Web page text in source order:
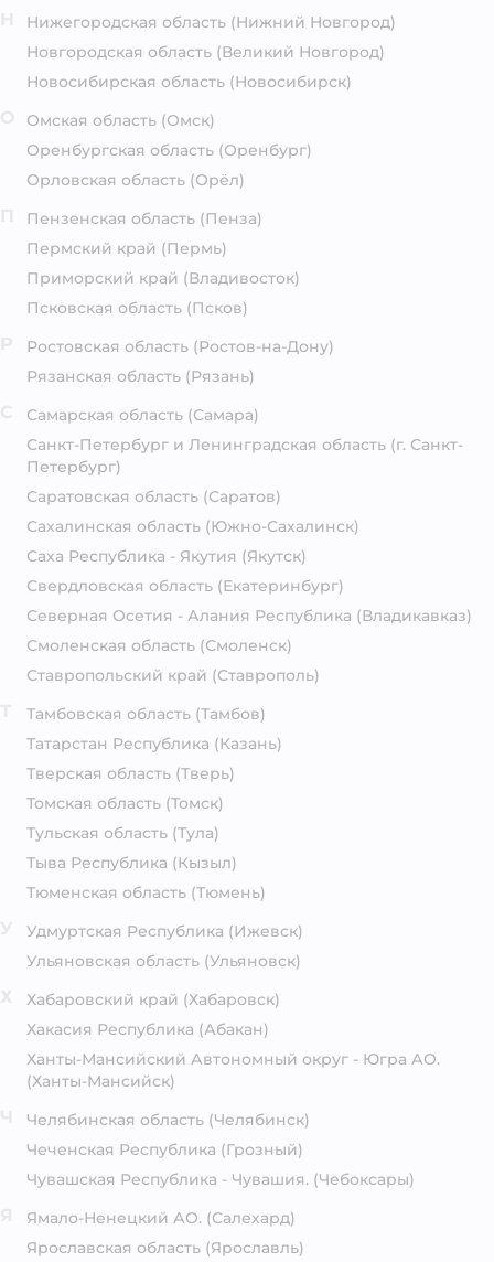
Нижегородская область (Нижний Новгород)
Новгородская область (Великий Новгород)
Новосибирская область (Новосибирск)
Омская область (Омск)
Оренбургская область (Оренбург)
Орловская область (Орёл)
Пензенская область (Пенза)
Пермский край (Пермь)
Приморский край (Владивосток)
Псковская область (Псков)
Ростовская область (Ростов-на-Дону)
Рязанская область (Рязань)
Самарская область (Самара)
Санкт-Петербург и Ленинградская область (г. Санкт-
Петербург)
Саратовская область (Саратов)
Сахалинская область (Южно-Сахалинск)
Саха Республика - Якутия (Якутск)
Свердловская область (Екатеринбург)
Северная Осетия - Алания Республика (Владикавказ)
Смоленская область (Смоленск)
Ставропольский край (Ставрополь)
Тамбовская область (Тамбов)
Татарстан Республика (Казань)
Тверская область (Тверь)
Томская область (Томск)
Тульская область (Тула)
Тыва Республика (Кызыл)
Тюменская область (Тюмень)
Удмуртская Республика (Ижевск)
Ульяновская область (Ульяновск)
Хабаровский край (Хабаровск)
Хакасия Республика (Абакан)
Ханты-Мансийский Автономный округ - Югра АО.
(Ханты-Мансийск)
Челябинская область (Челябинск)
Чеченская Республика (Грозный)
Чувашская Республика - Чувашия. (Чебоксары)
Ямало-Ненецкий АО. (Салехард)
Ярославская область (Ярославль)